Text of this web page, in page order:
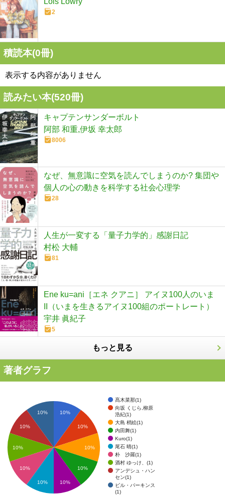
2
積読本(0冊)
表示する内容がありません
読みたい本(520冊)
キャプテンサンダーボルト
阿部 和重,伊坂 幸太郎
8006
なぜ、無意識に空気を読んでしまうのか? 集団や
個人の心の動きを科学する社会心理学
28
人生が一変する「量子力学的」感謝日記
村松 大輔
81
Ene ku=ani［エネ クアニ］ アイヌ100人のいま
II（いまを生きるアイヌ100組のポートレート）
宇井 眞紀子
5
もっと見る
著者グラフ
髙木菜那(1)
向坂 くじら,柳原
浩紀(1)
大島 梢絵(1)
内田舞(1)
Kuro(1)
尾石 晴(1)
朴 沙羅(1)
酒村 ゆっけ、(1)
アンデシュ・ハン
セン(1)
ビル・パーキンス
(1)
10%
10%
10%
10%
10%
10%
10%
10%
10% 10%